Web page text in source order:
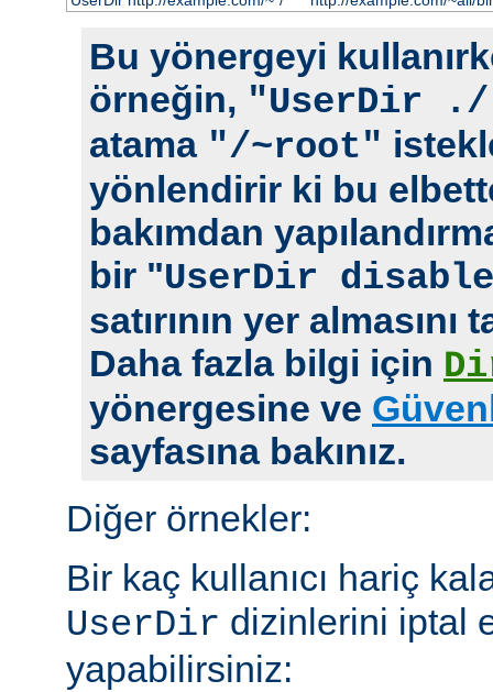
Bu yönergeyi
örneğin, "UserDir
atama "/~root"
yönlendirir ki bu
bakımdan
bir "UserDir
satırının yer
Daha fazla bilgi için
yönergesine ve
sayfasına bakınız.
Diğer örnekler:
Bir kaç kullanıcı hariç
UserDir dizinlerini iptal
yapabilirsiniz: